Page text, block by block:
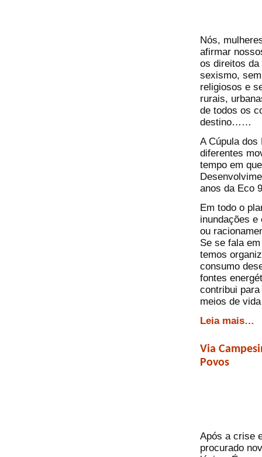
Nós,
afirmar
os direitos
sexismo,
religiosos e
rurais,
de todos os
destino……
A Cúpula dos
diferentes
tempo em
anos da Eco
Em todo o
inundações
ou
Se se fala
temos
consumo
fontes
contribui
meios de
Leia mais…
Via
Povos
Após a crise
procurado